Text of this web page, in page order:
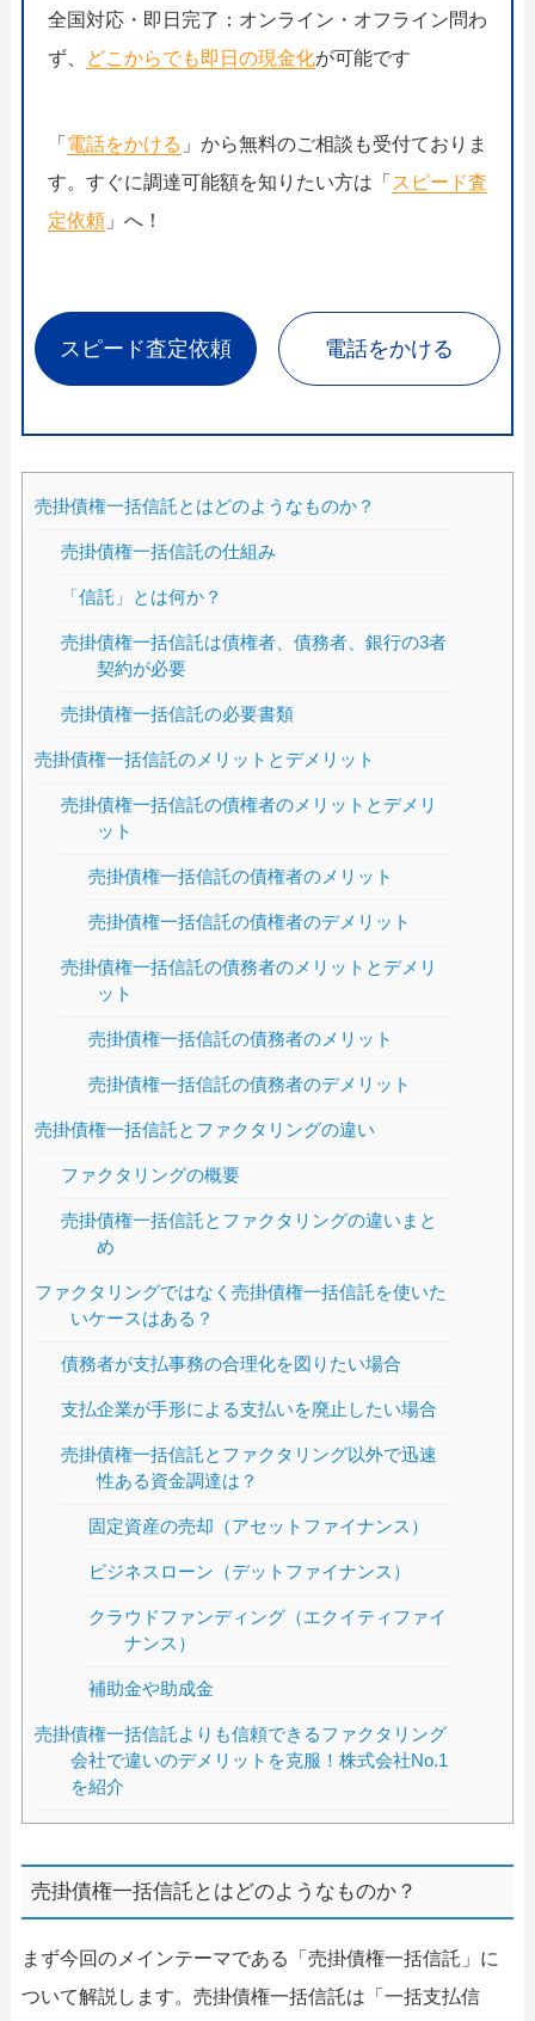
全国対応・即日完了：オンライン・オフライン問わ
ず、
どこからでも即日の現金化が可能です
「 電話をかける 」から無料のご相談も受付ておりま
す。すぐに調達可能額を知りたい方は「 スピード査
定依頼」へ！
スピード査定依頼 電話をかける
売掛債権一括信託とはどのようなものか？
売掛債権一括信託の仕組み
「信託」とは何か？
売掛債権一括信託は債権者、債務者、銀行の3者
契約が必要
売掛債権一括信託の必要書類
売掛債権一括信託のメリットとデメリット
売掛債権一括信託の債権者のメリットとデメリ
ット
売掛債権一括信託の債権者のメリット
売掛債権一括信託の債権者のデメリット
売掛債権一括信託の債務者のメリットとデメリ
ット
売掛債権一括信託の債務者のメリット
売掛債権一括信託の債務者のデメリット
売掛債権一括信託とファクタリングの違い
ファクタリングの概要
売掛債権一括信託とファクタリングの違いまと
め
ファクタリングではなく売掛債権一括信託を使いた
いケースはある？
債務者が支払事務の合理化を図りたい場合
支払企業が手形による支払いを廃止したい場合
売掛債権一括信託とファクタリング以外で迅速
性ある資金調達は？
固定資産の売却（アセットファイナンス）
ビジネスローン（デットファイナンス）
クラウドファンディング（エクイティファイ
ナンス）
補助金や助成金
売掛債権一括信託よりも信頼できるファクタリング
会社で違いのデメリットを克服！株式会社No.1
を紹介
売掛債権一括信託とはどのようなものか？
まず今回のメインテーマである「売掛債権一括信託」に
ついて解説します。売掛債権一括信託は「一括支払信